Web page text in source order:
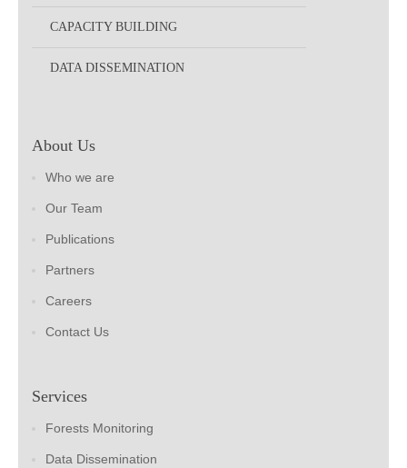
CAPACITY BUILDING
DATA DISSEMINATION
About Us
Who we are
Our Team
Publications
Partners
Careers
Contact Us
Services
Forests Monitoring
Data Dissemination